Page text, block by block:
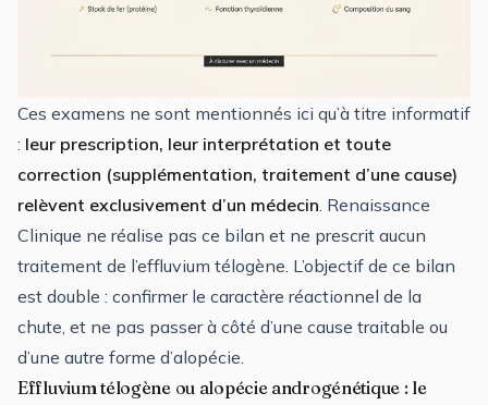
Ces examens ne sont mentionnés ici qu’à titre informatif
: leur prescription, leur interprétation et toute
correction (supplémentation, traitement d’une cause)
relèvent exclusivement d’un médecin . Renaissance
Clinique ne réalise pas ce bilan et ne prescrit aucun
traitement de l’effluvium télogène. L’objectif de ce bilan
est double : confirmer le caractère réactionnel de la
chute, et ne pas passer à côté d’une cause traitable ou
d’une autre forme d’alopécie.
Effluvium télogène ou alopécie androgénétique : le